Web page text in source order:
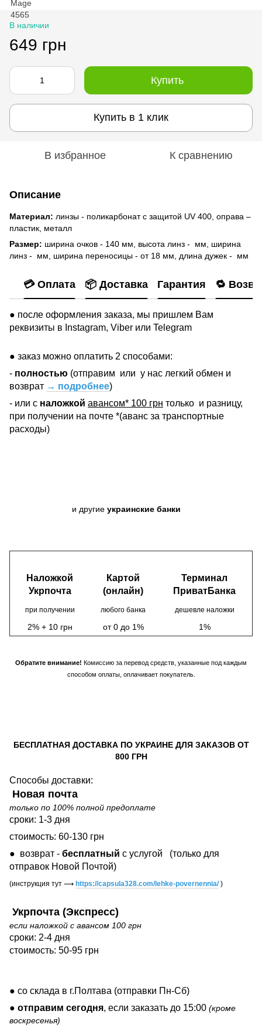
В наличии
649 грн
Купить
Купить в 1 клик
В избранное К сравнению
Описание
Материал: линзы - поликарбонат с защитой UV 400, оправа –
пластик, металл
Размер: ширина очков - 140 мм, высота линз - мм, ширина
линз - мм, ширина переносицы - от 18 мм, длина дужек - мм
💳 Оплата 📦 Доставка Гарантия 🔁
● после оформления заказа, мы пришлем Вам
реквизиты в Instagram, Viber или Telegram
● заказ можно оплатить 2 способами:
- полностью (отправим или у нас легкий обмен и
возврат → подробнее)
- или с наложкой авансом* 100 грн только и разницу,
при получении на почте *(аванс за транспортные
расходы)
и другие украинские банки
Наложкой
Укрпочта
Картой
(онлайн)
Терминал
ПриватБанка
при получении любого банка дешевле наложки
2% + 10 грн от 0 до 1% 1%
Обратите внимание! Комиссию за перевод средств, указанные под каждым
способом оплаты, оплачивает покупатель.
БЕСПЛАТНАЯ ДОСТАВКА ПО УКРАИНЕ ДЛЯ ЗАКАЗОВ ОТ
800 ГРН
Способы доставки:
Новая почта
только по 100% полной предоплате
сроки: 1-3 дня
стоимость: 60-130 грн
● возврат - бесплатный с услугой
(только для
отправок Новой Почтой)
(инструкция тут ⟶ https://capsula328.com/lehke-povernennia/)
Укрпочта (Экспресс)
если наложкой с авансом 100 грн
сроки: 2-4 дня
стоимость: 50-95 грн
● со склада в г.Полтава (отправки Пн-Сб)
● отправим сегодня, если заказать до 15:00 (кроме
воскресенья)